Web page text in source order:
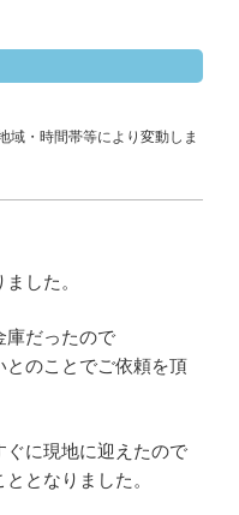
・時間帯等により変動しま
した。
庫だったので
のことでご依頼を頂
に現地に迎えたので
となりました。